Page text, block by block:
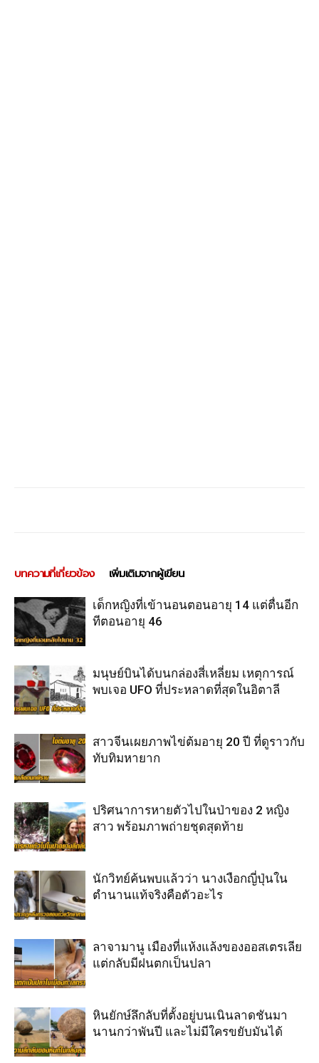
บทความที่เกี่ยวข้อง เพิ่มเติมจากผู้เขียน
เด็กหญิงที่เข้านอนตอนอายุ 14 แต่ตื่นอีก
ทีตอนอายุ 46
มนุษย์บินได้บนกล่องสี่เหลี่ยม เหตุการณ์
พบเจอ UFO ที่ประหลาดที่สุดในอิตาลี
สาวจีนเผยภาพไข่ต้มอายุ 20 ปี ที่ดูราวกับ
ทับทิมหายาก
ปริศนาการหายตัวไปในป่าของ 2 หญิง
สาว พร้อมภาพถ่ายชุดสุดท้าย
นักวิทย์ค้นพบแล้วว่า นางเงือกญี่ปุ่นใน
ตำนานแท้จริงคือตัวอะไร
ลาจามานู เมืองที่แห้งแล้งของออสเตรเลีย
แต่กลับมีฝนตกเป็นปลา
หินยักษ์ลึกลับที่ตั้งอยู่บนเนินลาดชันมา
นานกว่าพันปี และไม่มีใครขยับมันได้